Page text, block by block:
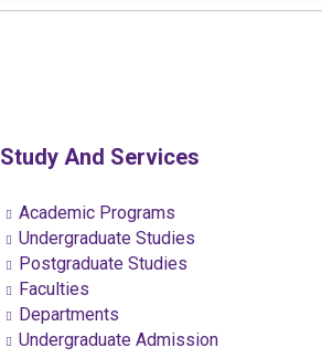
Study And Services
Academic Programs
Undergraduate Studies
Postgraduate Studies
Faculties
Departments
Undergraduate Admission